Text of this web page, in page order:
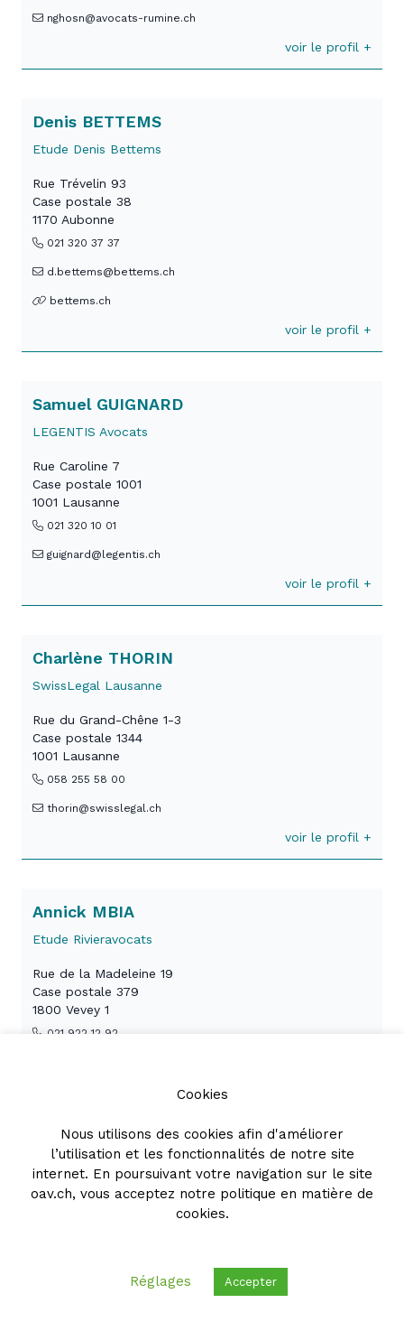
nghosn@avocats-rumine.ch
voir le profil +
Denis BETTEMS
Etude Denis Bettems
Rue Trévelin 93
Case postale 38
1170 Aubonne
021 320 37 37
d.bettems@bettems.ch
bettems.ch
voir le profil +
Samuel GUIGNARD
LEGENTIS Avocats
Rue Caroline 7
Case postale 1001
1001 Lausanne
021 320 10 01
guignard@legentis.ch
voir le profil +
Charlène THORIN
SwissLegal Lausanne
Rue du Grand-Chêne 1-3
Case postale 1344
1001 Lausanne
058 255 58 00
thorin@swisslegal.ch
voir le profil +
Annick MBIA
Etude Rivieravocats
Rue de la Madeleine 19
Case postale 379
1800 Vevey 1
021 922 12 92
Pierre-Marie GLAUSER
Case postale 1164
Cookies
Nous utilisons des cookies afin d'améliorer
l’utilisation et les fonctionnalités de notre site
internet. En poursuivant votre navigation sur le site
oav.ch, vous acceptez notre politique en matière de
cookies.
Réglages Accepter